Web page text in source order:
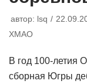
автор: lsq
ХМАО
В год 100-летия
сборная Югры